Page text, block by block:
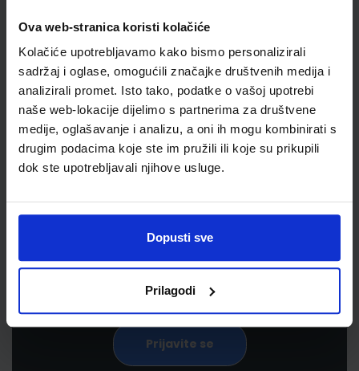
Ova web-stranica koristi kolačiće
Kolačiće upotrebljavamo kako bismo personalizirali
sadržaj i oglase, omogućili značajke društvenih medija i
analizirali promet. Isto tako, podatke o vašoj upotrebi
naše web-lokacije dijelimo s partnerima za društvene
medije, oglašavanje i analizu, a oni ih mogu kombinirati s
drugim podacima koje ste im pružili ili koje su prikupili
dok ste upotrebljavali njihove usluge.
Dopusti sve
Prilagodi
Newsletter prijava
Prijavite se kako bi primali informacije o novim
pogodnostima